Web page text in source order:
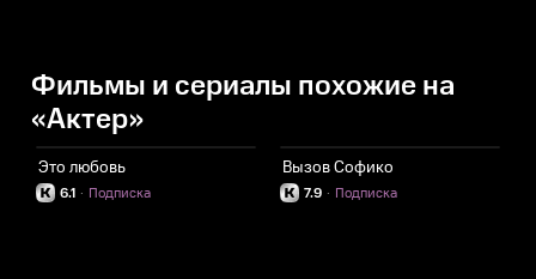
Фильмы и сериалы похожие на
«Актер»
Это любовь
6.1 Подписка
·
Вызов Софико
7.9 Подписка
·